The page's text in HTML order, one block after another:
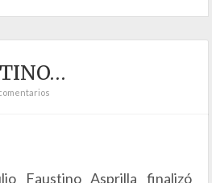
Faustino Asprilla finalizó